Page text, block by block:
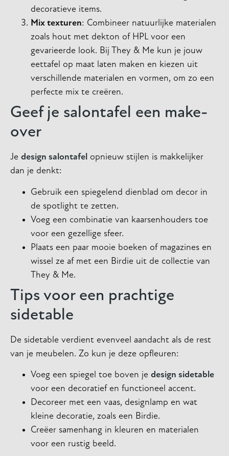
decoratieve items.
Mix texturen: Combineer natuurlijke materialen
zoals hout met dekton of HPL voor een
gevarieerde look. Bij They & Me kun je jouw
eettafel op maat laten maken en kiezen uit
verschillende materialen en vormen, om zo een
perfecte mix te creëren.
Geef je salontafel een make-
over
Je design salontafel opnieuw stijlen is makkelijker
dan je denkt:
Gebruik een spiegelend dienblad om decor in
de spotlight te zetten.
Voeg een combinatie van kaarsenhouders toe
voor een gezellige sfeer.
Plaats een paar mooie boeken of magazines en
wissel ze af met een Birdie uit de collectie van
They & Me.
Tips voor een prachtige
sidetable
De sidetable verdient evenveel aandacht als de rest
van je meubelen. Zo kun je deze opfleuren:
Voeg een spiegel toe boven je design sidetable
voor een decoratief en functioneel accent.
Decoreer met een vaas, designlamp en wat
kleine decoratie, zoals een Birdie.
Creëer samenhang in kleuren en materialen
voor een rustig beeld.